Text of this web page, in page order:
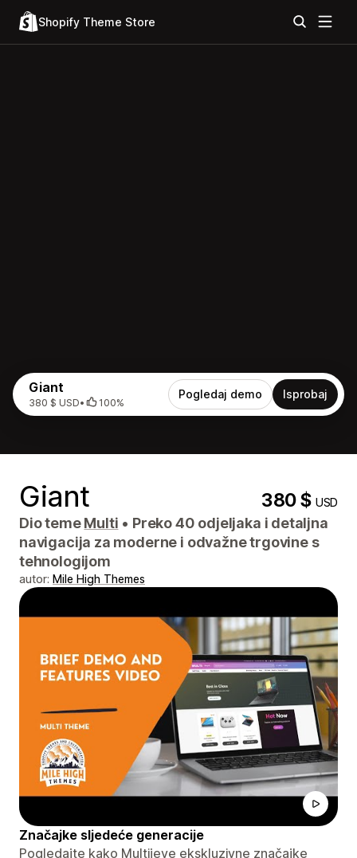
Shopify Theme Store
Giant
380 $ USD• 100%
Pogledaj demo Isprobaj
Giant 380 $USD
Dio temeMulti • Preko 40 odjeljaka i detaljna
navigacija za moderne i odvažne trgovine s
tehnologijom
autor: Mile High Themes
Značajke sljedeće generacije
Pogledajte kako Multijeve ekskluzivne značajke